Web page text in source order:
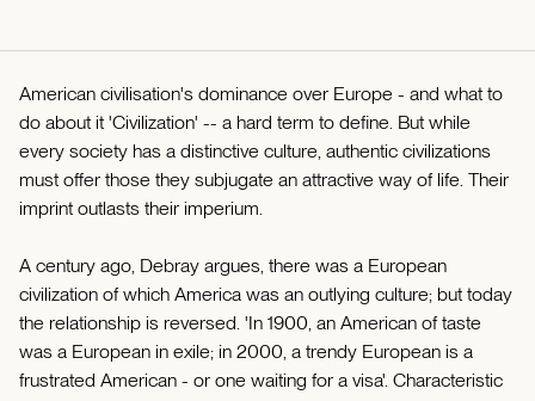
American civilisation's dominance over Europe - and what to
do about it 'Civilization' -- a hard term to define. But while
every society has a distinctive culture, authentic civilizations
must offer those they subjugate an attractive way of life. Their
imprint outlasts their imperium.
A century ago, Debray argues, there was a European
civilization of which America was an outlying culture; but today
the relationship is reversed. 'In 1900, an American of taste
was a European in exile; in 2000, a trendy European is a
frustrated American - or one waiting for a visa'. Characteristic